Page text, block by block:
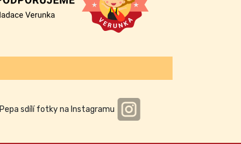
Pepa sdílí fotky na Instagramu